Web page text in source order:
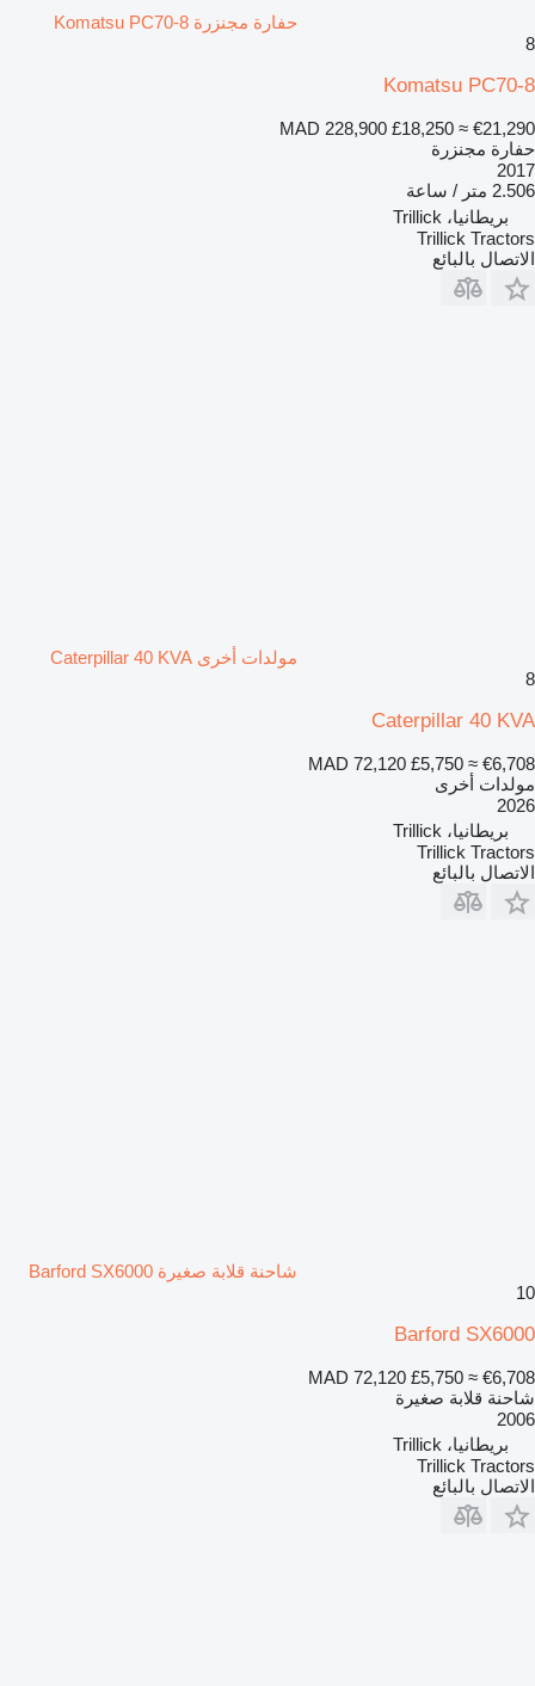
حفارة مجنزرة Komatsu PC70-8
8
Komatsu PC70-8
MAD 228,900 £18,250 ≈ €21,290
حفارة مجنزرة
2017
2.506 متر / ساعة
بريطانيا، Trillick
Trillick Tractors
الاتصال بالبائع
مولدات أخرى Caterpillar 40 KVA
8
Caterpillar 40 KVA
MAD 72,120 £5,750 ≈ €6,708
مولدات أخرى
2026
بريطانيا، Trillick
Trillick Tractors
الاتصال بالبائع
شاحنة قلابة صغيرة Barford SX6000
10
Barford SX6000
MAD 72,120 £5,750 ≈ €6,708
شاحنة قلابة صغيرة
2006
بريطانيا، Trillick
Trillick Tractors
الاتصال بالبائع